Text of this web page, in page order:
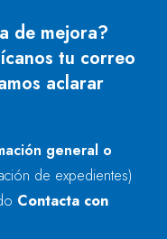
de mejora?
tu correo
aclarar
general o
de expedientes)
Contacta con